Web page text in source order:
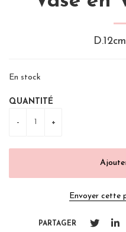
En stock
QUANTITÉ
Envoyer cette
PARTAGER